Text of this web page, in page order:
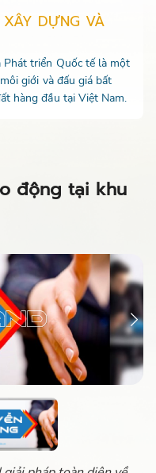
DỰNG VÀ
Phát triển Quốc tế là một
giới và đấu giá bất
hàng đầu tại Việt Nam.
động tại khu